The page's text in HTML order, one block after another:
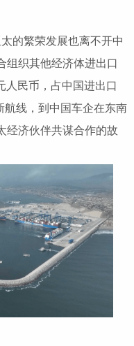
的繁荣发展也离不开中
组织其他经济体进出口
人民币，占中国进出口
航线，到中国车企在东南
经济伙伴共谋合作的故